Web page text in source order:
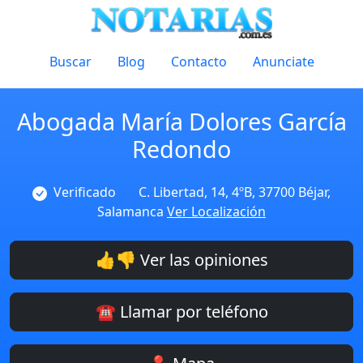
Buscar Blog Contacto Anunciate
Abogada María Dolores García
Redondo
Verificado
C. Libertad, 14, 4ºB, 37700 Béjar,
Salamanca Ver Localización
👍👎 Ver las opiniones
☎️ Llamar por teléfono